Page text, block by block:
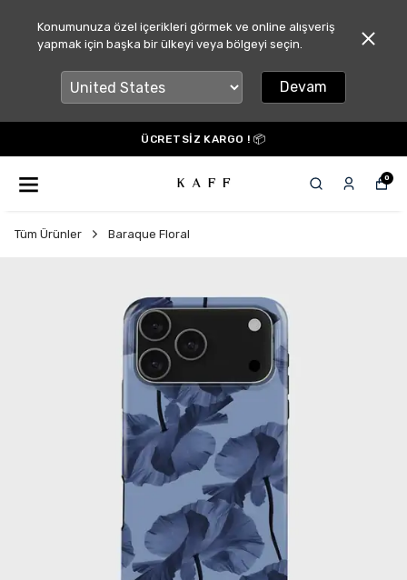
Konumunuza özel içerikleri görmek ve online alışveriş
yapmak için başka bir ülkeyi veya bölgeyi seçin.
Devam
ÜCRETSİZ KARGO ! 📦
0
Tüm Ürünler Baraque Floral